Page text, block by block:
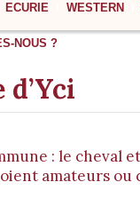
ECURIE WESTERN
NOUS ?
: le cheval
amateurs